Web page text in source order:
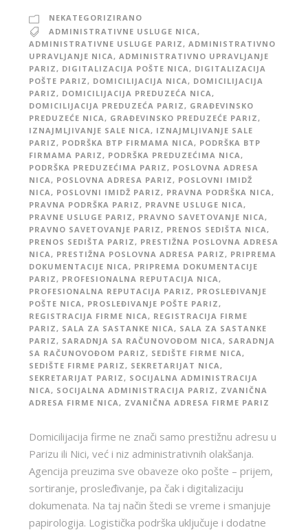
NEKATEGORIZIRANO
ADMINISTRATIVNE USLUGE NICA ,
ADMINISTRATIVNE USLUGE PARIZ , ADMINISTRATIVNO
UPRAVLJANJE NICA , ADMINISTRATIVNO UPRAVLJANJE
PARIZ , DIGITALIZACIJA POŠTE NICA , DIGITALIZACIJA
POŠTE PARIZ , DOMICILIJACIJA NICA , DOMICILIJACIJA
PARIZ , DOMICILIJACIJA PREDUZEĆA NICA ,
DOMICILIJACIJA PREDUZEĆA PARIZ , GRAĐEVINSKO
PREDUZEĆE NICA , GRAĐEVINSKO PREDUZEĆE PARIZ ,
IZNAJMLJIVANJE SALE NICA , IZNAJMLJIVANJE SALE
PARIZ , PODRŠKA BTP FIRMAMA NICA , PODRŠKA BTP
FIRMAMA PARIZ , PODRŠKA PREDUZEĆIMA NICA ,
PODRŠKA PREDUZEĆIMA PARIZ , POSLOVNA ADRESA
NICA , POSLOVNA ADRESA PARIZ , POSLOVNI IMIDŽ
NICA , POSLOVNI IMIDŽ PARIZ , PRAVNA PODRŠKA NICA ,
PRAVNA PODRŠKA PARIZ , PRAVNE USLUGE NICA ,
PRAVNE USLUGE PARIZ , PRAVNO SAVETOVANJE NICA ,
PRAVNO SAVETOVANJE PARIZ , PRENOS SEDIŠTA NICA ,
PRENOS SEDIŠTA PARIZ , PRESTIŽNA POSLOVNA ADRESA
NICA , PRESTIŽNA POSLOVNA ADRESA PARIZ , PRIPREMA
DOKUMENTACIJE NICA , PRIPREMA DOKUMENTACIJE
PARIZ , PROFESIONALNA REPUTACIJA NICA ,
PROFESIONALNA REPUTACIJA PARIZ , PROSLEĐIVANJE
POŠTE NICA , PROSLEĐIVANJE POŠTE PARIZ ,
REGISTRACIJA FIRME NICA , REGISTRACIJA FIRME
PARIZ , SALA ZA SASTANKE NICA , SALA ZA SASTANKE
PARIZ , SARADNJA SA RAČUNOVOĐOM NICA , SARADNJA
SA RAČUNOVOĐOM PARIZ , SEDIŠTE FIRME NICA ,
SEDIŠTE FIRME PARIZ , SEKRETARIJAT NICA ,
SEKRETARIJAT PARIZ , SOCIJALNA ADMINISTRACIJA
NICA , SOCIJALNA ADMINISTRACIJA PARIZ , ZVANIČNA
ADRESA FIRME NICA , ZVANIČNA ADRESA FIRME PARIZ
Domicilijacija firme ne znači samo prestižnu adresu u
Parizu ili Nici, već i niz administrativnih olakšanja.
Agencija preuzima sve obaveze oko pošte – prijem,
sortiranje, prosleđivanje, pa čak i digitalizaciju
dokumenata. Na taj način štedi se vreme i smanjuje
papirologija. Logistička podrška uključuje i dodatne